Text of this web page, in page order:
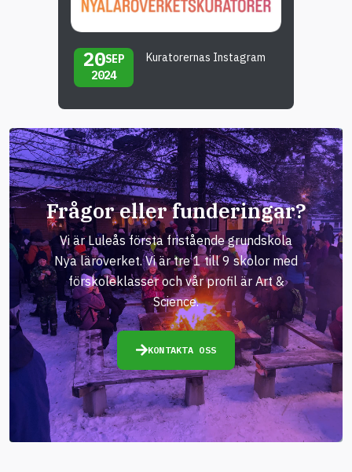
20SEP
2024
Kuratorernas Instagram
Frågor eller funderingar?
Vi är Luleås första fristående grundskola
Nya läroverket. Vi är tre 1 till 9 skolor med
förskoleklasser och vår profil är Art &
Science.
KONTAKTA OSS